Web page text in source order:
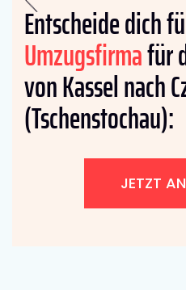
Entscheide dich
Umzugsfirmafür
von Kassel nach
(Tschenstochau):
JETZT